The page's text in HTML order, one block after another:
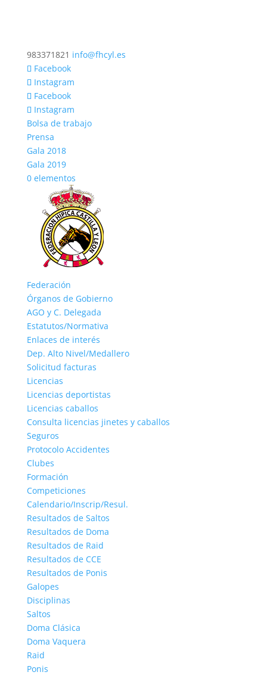
983371821 info@fhcyl.es
Facebook
Instagram
Facebook
Instagram
Bolsa de trabajo
Prensa
Gala 2018
Gala 2019
0 elementos
Federación
Órganos de Gobierno
AGO y C. Delegada
Estatutos/Normativa
Enlaces de interés
Dep. Alto Nivel/Medallero
Solicitud facturas
Licencias
Licencias deportistas
Licencias caballos
Consulta licencias jinetes y caballos
Seguros
Protocolo Accidentes
Clubes
Formación
Competiciones
Calendario/Inscrip/Resul.
Resultados de Saltos
Resultados de Doma
Resultados de Raid
Resultados de CCE
Resultados de Ponis
Galopes
Disciplinas
Saltos
Doma Clásica
Doma Vaquera
Raid
Ponis